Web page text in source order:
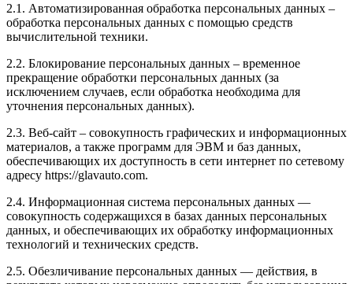
2.1. Автоматизированная обработка персональных данных –
обработка персональных данных с помощью средств
вычислительной техники.
2.2. Блокирование персональных данных – временное
прекращение обработки персональных данных (за
исключением случаев, если обработка необходима для
уточнения персональных данных).
2.3. Веб-сайт – совокупность графических и информационных
материалов, а также программ для ЭВМ и баз данных,
обеспечивающих их доступность в сети интернет по сетевому
адресу https://glavauto.com.
2.4. Информационная система персональных данных —
совокупность содержащихся в базах данных персональных
данных, и обеспечивающих их обработку информационных
технологий и технических средств.
2.5. Обезличивание персональных данных — действия, в